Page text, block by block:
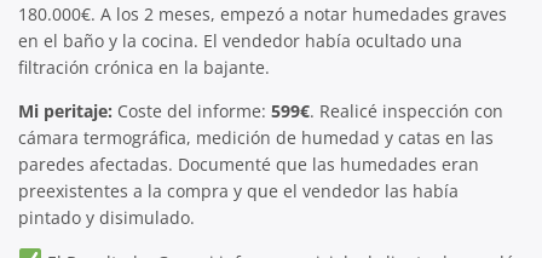
180.000€. A los 2 meses, empezó a notar humedades graves
en el baño y la cocina. El vendedor había ocultado una
filtración crónica en la bajante.
Mi peritaje: Coste del informe: 599€. Realicé inspección con
cámara termográfica, medición de humedad y catas en las
paredes afectadas. Documenté que las humedades eran
preexistentes a la compra y que el vendedor las había
pintado y disimulado.